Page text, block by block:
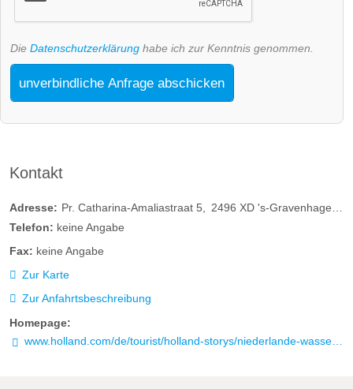
Die Datenschutzerklärung habe ich zur Kenntnis genommen.
unverbindliche Anfrage abschicken
Kontakt
Adresse: Pr. Catharina-Amaliastraat 5 2496 XD 's-Gravenhage
Telefon: keine Angabe
Fax: keine Angabe
Zur Karte
Zur Anfahrtsbeschreibung
Homepage:
www.holland.com/de/tourist/holland-storys/niederlande-wasserland.htm